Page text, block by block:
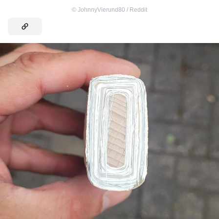
© JohnnyVierund80 / Reddit